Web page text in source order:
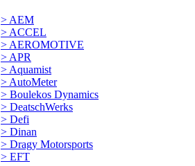
> AEM
> ACCEL
> AEROMOTIVE
> APR
> Aquamist
> AutoMeter
> Boulekos Dynamics
> DeatschWerks
> Defi
> Dinan
> Dragy Motorsports
> EFT